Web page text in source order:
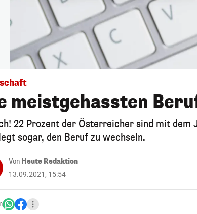
meistgehassten
22 Prozent der Österreicher sind mit dem
sogar, den Beruf zu wechseln.
Von Heute Redaktion
13.09.2021, 15:54